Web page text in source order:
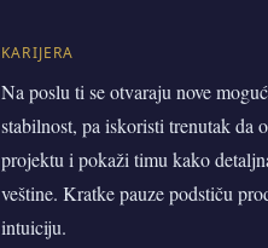
KARIJERA
Na poslu ti se otvaraju nove
stabilnost, pa iskoristi trenutak da
projektu i pokaži timu kako
veštine. Kratke pauze podstiču
intuiciju.